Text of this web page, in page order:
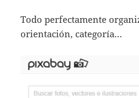
Todo perfectamente
orientación, categoría…